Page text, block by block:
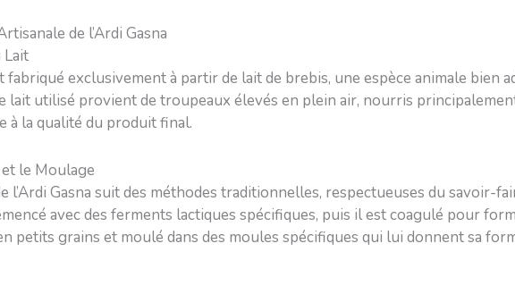
de l’Ardi Gasna
Lait
fabriqué exclusivement à partir de lait de brebis, une espèce animale bien
lait utilisé provient de troupeaux élevés en plein air, nourris
à la qualité du produit final.
le Moulage
l’Ardi Gasna suit des méthodes traditionnelles, respectueuses du savoir-
avec des ferments lactiques spécifiques, puis il est coagulé pour
petits grains et moulé dans des moules spécifiques qui lui donnent sa